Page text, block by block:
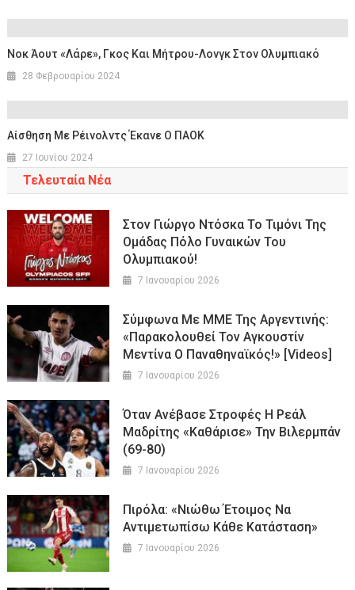
Νοκ Άουτ «Λάρε», Γκος Και Μήτρου-Λονγκ Στον Ολυμπιακό
28 Φεβρουαρίου 2024
Αίσθηση Με Ρέινολντς Έκανε Ο ΠΑΟΚ
27 Ιουνίου 2024
Τελευταία Νέα
Στον Γιώργο Ντόσκα Το Τιμόνι Της
Ομάδας Πόλο Γυναικών Του
Ολυμπιακού!
7 Ιανουαρίου 2026
Σύμφωνα Με ΜΜΕ Της Αργεντινής:
«Παρακολουθεί Τον Αγκουστίν
Μεντίνα Ο Παναθηναϊκός!» [Videos]
7 Ιανουαρίου 2026
Όταν Ανέβασε Στροφές Η Ρεάλ
Μαδρίτης «καθάρισε» Την Βιλερμπάν
(69-80)
7 Ιανουαρίου 2026
Πιρόλα: «Νιώθω Έτοιμος Να
Αντιμετωπίσω Κάθε Κατάσταση»
7 Ιανουαρίου 2026